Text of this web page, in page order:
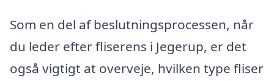
Som en del af beslutningsprocessen, når
du leder efter fliserens i Jegerup, er det
også vigtigt at overveje, hvilken type fliser